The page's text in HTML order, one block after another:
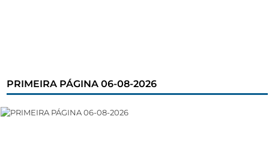
PRIMEIRA PÁGINA 06-08-2026